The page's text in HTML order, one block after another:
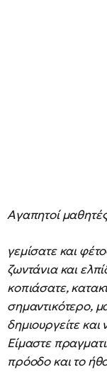
Αγαπητοί
γεμίσατε και
ζωντάνια και
κοπιάσατε,
σημαντικότερο,
δημιουργείτε
Είμαστε
πρόοδο και το